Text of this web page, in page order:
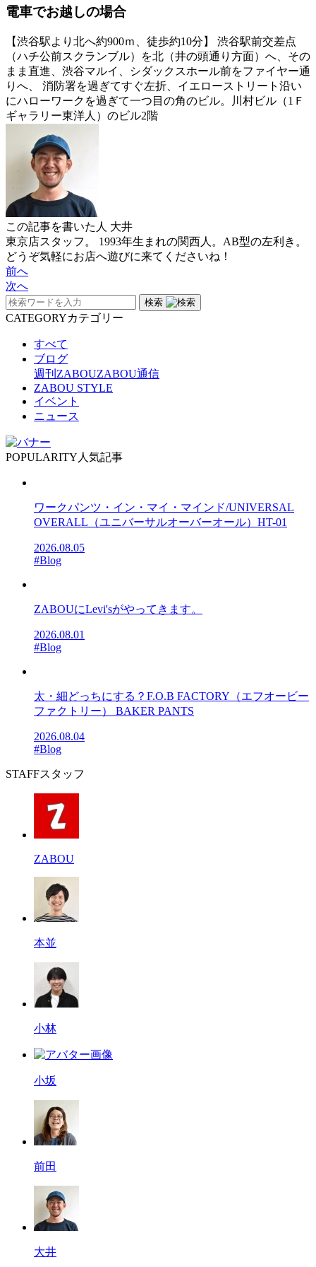
電車でお越しの場合
【渋谷駅より北へ約900ｍ、徒歩約10分】 渋谷駅前交差点
（ハチ公前スクランブル）を北（井の頭通り方面）へ、その
まま直進、渋谷マルイ、シダックスホール前をファイヤー通
りへ、 消防署を過ぎてすぐ左折、イエローストリート沿い
にハローワークを過ぎて一つ目の角のビル。川村ビル（1Ｆ
ギャラリー東洋人）のビル2階
この記事を書いた人 大井
東京店スタッフ。 1993年生まれの関西人。AB型の左利き。
どうぞ気軽にお店へ遊びに来てくださいね！
前へ
次へ
検索
CATEGORYカテゴリー
すべて
ブログ
週刊ZABOUZABOU通信
ZABOU STYLE
イベント
ニュース
POPULARITY 人気記事
ワークパンツ・イン・マイ・マインド/UNIVERSAL
OVERALL（ユニバーサルオーバーオール）HT-01
2026.08.05
#Blog
ZABOUにLevi'sがやってきます。
2026.08.01
#Blog
太・細どっちにする？F.O.B FACTORY（エフオービー
ファクトリー） BAKER PANTS
2026.08.04
#Blog
STAFFスタッフ
ZABOU
本並
小林
小坂
前田
大井